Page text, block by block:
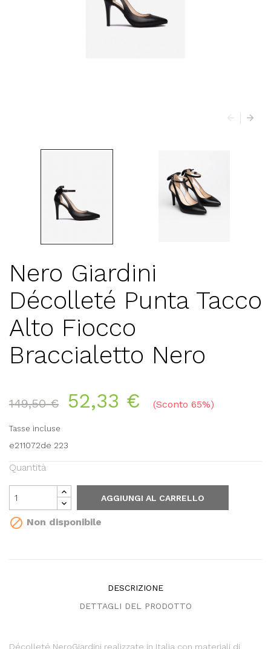
Nero Giardini
Décolleté Punta Tacco
Alto Fiocco
Braccialetto Nero
149,50 € 52,33 € Sconto 65%
Tasse incluse
e211072de 223
Quantità
AGGIUNGI AL CARRELLO
 Non disponibile
DESCRIZIONE
DETTAGLI DEL PRODOTTO
Décolleté NeroGiardini realizzate in Italia con materiali di